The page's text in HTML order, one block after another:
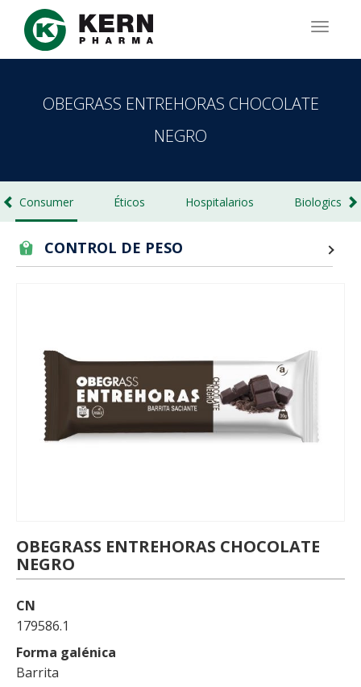
Pasar
contenido
OBEGRASS ENTREHORAS CHOCOLATE
NEGRO
Consumer Éticos Hospitalarios Biologics
CONTROL DE PESO
OBEGRASS ENTREHORAS CHOCOLATE
NEGRO
CN
179586.1
Forma galénica
Barrita